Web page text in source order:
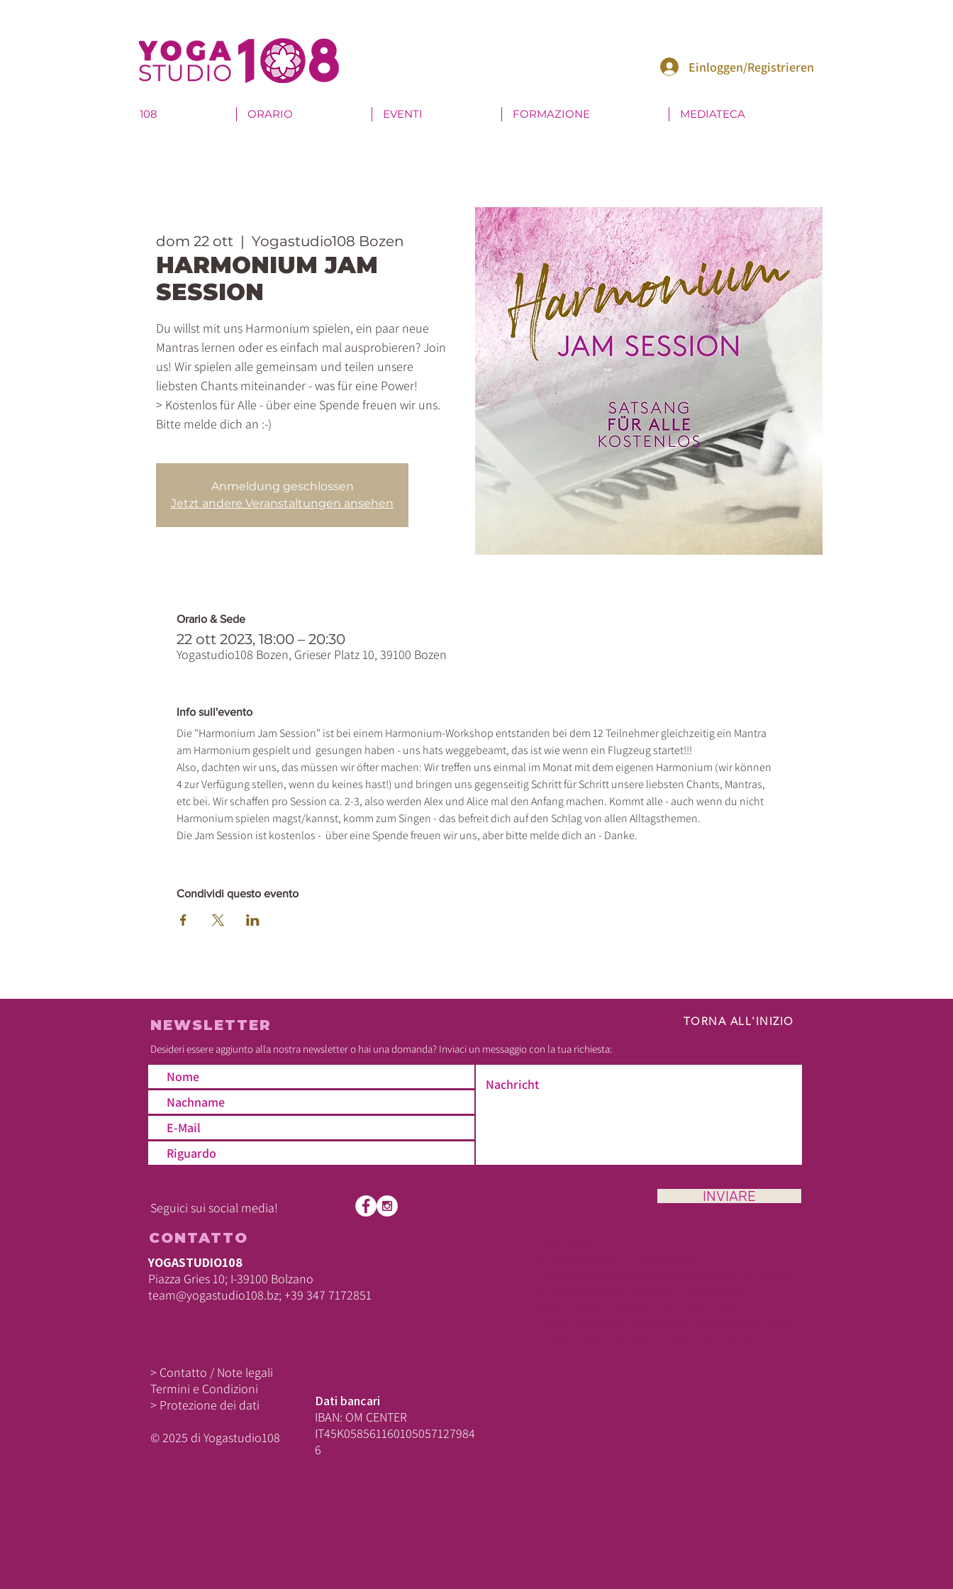
Einloggen/Registrieren
108 ORARIO EVENTI FORMAZIONE MEDIATECA
dom 22 ott
  |
Yogastudio108 Bozen
HARMONIUM JAM
SESSION
Du willst mit uns Harmonium spielen, ein paar neue
Mantras lernen oder es einfach mal ausprobieren? Join
us! Wir spielen alle gemeinsam und teilen unsere
liebsten Chants miteinander - was für eine Power!
> Kostenlos für Alle - über eine Spende freuen wir uns.
Bitte melde dich an :-)
Anmeldung geschlossen
Jetzt andere Veranstaltungen ansehen
Orario & Sede
22 ott 2023, 18:00 – 20:30
Yogastudio108 Bozen, Grieser Platz 10, 39100 Bozen
Info sull'evento
Die "Harmonium Jam Session" ist bei einem Harmonium-Workshop entstanden bei dem 12 Teilnehmer gleichzeitig ein Mantra
am Harmonium gespielt und  gesungen haben - uns hats weggebeamt, das ist wie wenn ein Flugzeug startet!!!
Also, dachten wir uns, das müssen wir öfter machen: Wir treffen uns einmal im Monat mit dem eigenen Harmonium (wir können
4 zur Verfügung stellen, wenn du keines hast!) und bringen uns gegenseitig Schritt für Schritt unsere liebsten Chants, Mantras,
etc bei. Wir schaffen pro Session ca. 2-3, also werden Alex und Alice mal den Anfang machen. Kommt alle - auch wenn du nicht
Harmonium spielen magst/kannst, komm zum Singen - das befreit dich auf den Schlag von allen Alltagsthemen.
Die Jam Session ist kostenlos -  über eine Spende freuen wir uns, aber bitte melde dich an - Danke.
Condividi questo evento
NEWSLETTER TORNA ALL'INIZIO
Seguici sui social media!
INVIARE
Desideri essere aggiunto alla nostra newsletter o hai una domanda? Inviaci un messaggio con la tua richiesta:
CONTATTO
YOGASTUDIO108
Piazza Gries 10; I-39100 Bolzano
team@yogastudio108.bz; +39 347 7172851
Dati bancari
IBAN: OM CENTER
IT45K058561160105057127984
6
> Contatto / Note legali
Termini e Condizioni
> Protezione dei dati
© 2025 di Yogastudio108